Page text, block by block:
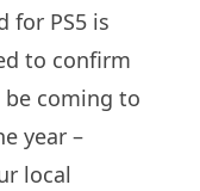
for PS5 is
to confirm
coming to
year –
local